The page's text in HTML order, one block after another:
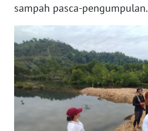
sampah pasca-pengumpulan.
WN
NUSANTARA
WN
JOGJA
WN